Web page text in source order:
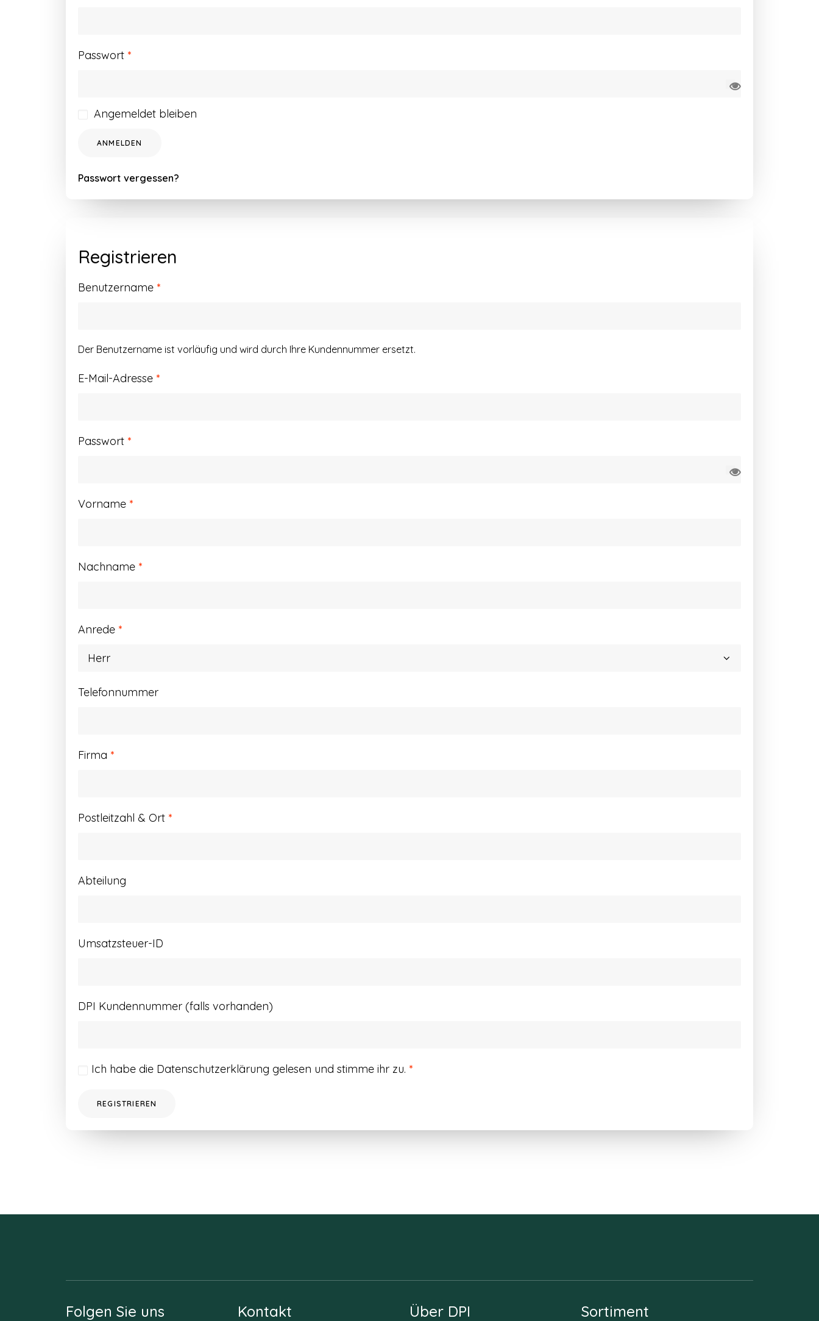
Passwort *Erforderlich
Angemeldet bleiben
ANMELDEN
Passwort vergessen?
Registrieren
Benutzername *Erforderlich
Der Benutzername ist vorläufig und wird durch Ihre Kundennummer ersetzt.
E-Mail-Adresse *Erforderlich
Passwort *Erforderlich
Vorname *
Nachname *
Anrede *
Telefonnummer
Firma *
Postleitzahl & Ort *
Abteilung
Umsatzsteuer-ID
DPI Kundennummer (falls vorhanden)
Ich habe die Datenschutzerklärung gelesen und stimme ihr zu. *
REGISTRIEREN
Folgen Sie uns Kontakt Über DPI Sortiment